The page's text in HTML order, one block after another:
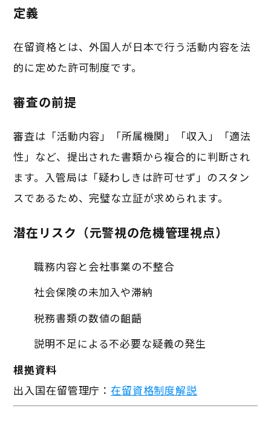
定義
在留資格とは、外国人が日本で行う活動内容を法
的に定めた許可制度です。
審査の前提
審査は「活動内容」「所属機関」「収入」「適法
性」など、提出された書類から複合的に判断され
ます。入管局は「疑わしきは許可せず」のスタン
スであるため、完璧な立証が求められます。
潜在リスク（元警視の危機管理視点）
職務内容と会社事業の不整合
社会保険の未加入や滞納
税務書類の数値の齟齬
説明不足による不必要な疑義の発生
根拠資料
出入国在留管理庁：在留資格制度解説